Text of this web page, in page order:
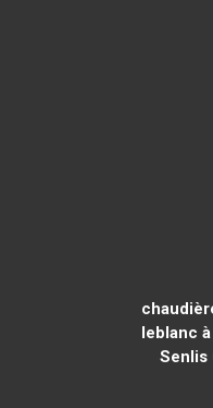
leblanc
Senlis